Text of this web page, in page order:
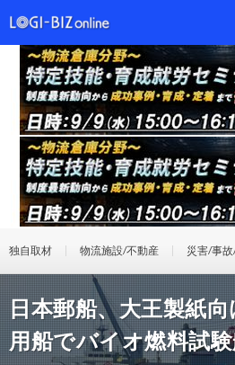
独自取材 物流施設/不動産 災害/事
日本郵船、大王製紙
用船でバイオ燃料試